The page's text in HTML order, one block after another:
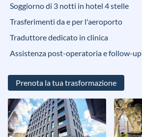
Soggiorno di 3 notti in hotel 4 stelle
Trasferimenti da e per l'aeroporto
Traduttore dedicato in clinica
Assistenza post-operatoria e follow-up
Prenota la tua trasformazione